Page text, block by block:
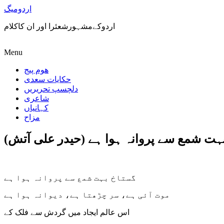
اردومیگ
اردوکےمشہورشعئرا اور ان کاکلام
Menu
ھوم پیج
حکایات سعدی
دلچسپ تحریریں
شاعری
کہانیاں
مزاح
شمع سے پروانہ ہوا ہے (حیدر علی آتش)
گستاخ بہت شمع سے پروانہ ہوا ہے
موت آئی ہے، سر چڑھتا ہے، دیوانہ ہوا ہے
اس عالم ایجاد میں گردش سے فلک کے